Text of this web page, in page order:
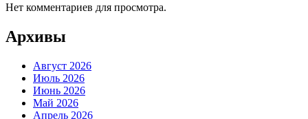
Нет комментариев для просмотра.
Архивы
Август 2026
Июль 2026
Июнь 2026
Май 2026
Апрель 2026